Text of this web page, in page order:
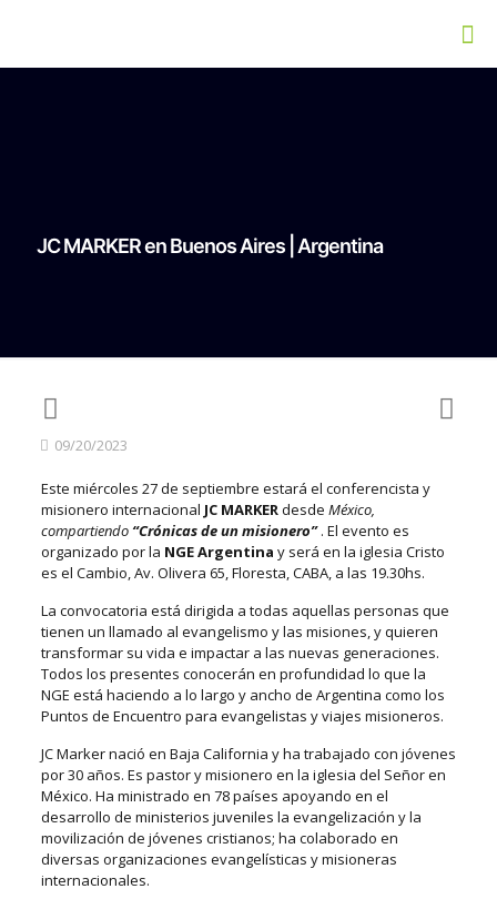
JC MARKER en Buenos Aires | Argentina
09/20/2023
Este miércoles 27 de septiembre estará el conferencista y
misionero internacional JC MARKERdesde México,
compartiendo “Crónicas de un misionero”. El evento es
organizado por la NGE Argentina y será en la iglesia Cristo
es el Cambio, Av. Olivera 65, Floresta, CABA, a las 19.30hs.
La convocatoria está dirigida a todas aquellas personas que
tienen un llamado al evangelismo y las misiones, y quieren
transformar su vida e impactar a las nuevas generaciones.
Todos los presentes conocerán en profundidad lo que la
NGE está haciendo a lo largo y ancho de Argentina como los
Puntos de Encuentro para evangelistas y viajes misioneros.
JC Marker nació en Baja California y ha trabajado con jóvenes
por 30 años. Es pastor y misionero en la iglesia del Señor en
México. Ha ministrado en 78 países apoyando en el
desarrollo de ministerios juveniles la evangelización y la
movilización de jóvenes cristianos; ha colaborado en
diversas organizaciones evangelísticas y misioneras
internacionales.